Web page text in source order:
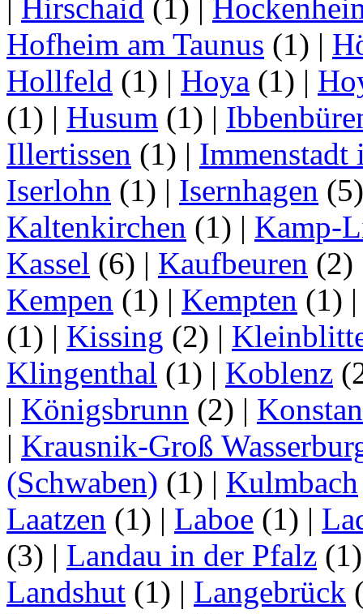
| Hirschaid (1) |
Hofheim am Taunus (1) |
Hollfeld (1) | Hoya (1) |
(1) | Husum (1) |
Illertissen (1) | Immenstadt
Iserlohn (1) | Isernhagen
Kaltenkirchen (1) | Kamp-
Kassel (6) | Kaufbeuren (2)
Kempen (1) | Kempten (1)
(1) | Kissing (2) |
Klingenthal (1) | Koblenz
| Königsbrunn (2) |
| Krausnik-Groß
(Schwaben) (1) | Kulmbach
Laatzen (1) | Laboe (1) |
(3) | Landau in der Pfalz
Landshut (1) | Langebrück